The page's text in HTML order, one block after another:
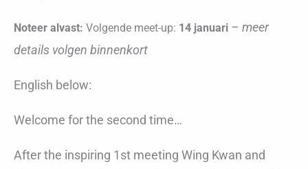
Noteer alvast: Volgende meet-up: 14 januari – meer
details volgen binnenkort
English below:
Welcome for the second time…
After the inspiring 1st meeting Wing Kwan and